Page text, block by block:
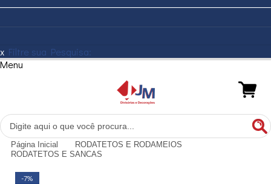
x Filtre sua Pesquisa:
Menu
Página Inicial
RODATETOS E RODAMEIOS
RODATETOS E SANCAS
-7%